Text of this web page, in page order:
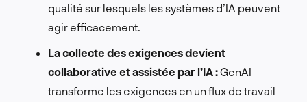
qualité sur lesquels les systèmes d’IA peuvent
agir efficacement.
La collecte des exigences devient
collaborative et assistée par l’IA :GenAI
transforme les exigences en un flux de travail